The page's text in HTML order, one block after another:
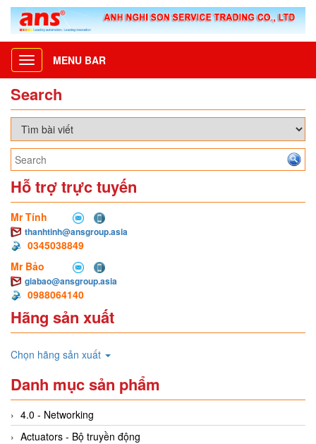
Toggle
navigation
MENU BAR
Search
Hỗ trợ trực tuyến
Mr Tính
thanhtinh@ansgroup.asia
0345038849
Mr Bảo
giabao@ansgroup.asia
0988064140
Hãng sản xuất
Chọn hãng sản xuất
Danh mục sản phẩm
4.0 - Networking
Actuators - Bộ truyền động